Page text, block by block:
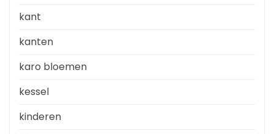
kant
kanten
karo bloemen
kessel
kinderen